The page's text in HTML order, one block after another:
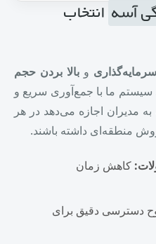
آسه انتخاب
وبالا بردن حجم
ما با جمع‌آوری سریع و
مدیران اجازه می‌دهد در هر
منطقه‌ای داشته باشند.
کاهش زمان
دسترسی دقیق برای